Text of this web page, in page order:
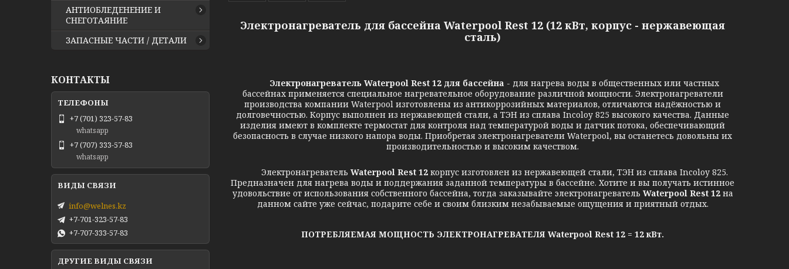
Электронагреватель для бассейна Waterpool Rest 12 (12 кВт, корпус - нержавеющая
сталь)
Электронагреватель Waterpool Rest 12 для бассейна - для нагрева воды в общественных или частных
бассейнах применяется специальное нагревательное оборудование различной мощности. Электронагреватели
производства компании Waterpool изготовлены из антикоррозийных материалов, отличаются надёжностью и
долговечностью. Корпус выполнен из нержавеющей стали, а ТЭН из сплава Incoloy 825 высокого качества. Данные
изделия имеют в комплекте термостат для контроля над температурой воды и датчик потока, обеспечивающий
безопасность в случае низкого напора воды. Приобретая электронагреватели Waterpool, вы останетесь довольны их
производительностью и высоким качеством.
Электронагреватель Waterpool Rest 12корпус изготовлен из нержавеющей стали, ТЭН из сплава Incoloy 825.
Предназначен для нагрева воды и поддержания заданной температуры в бассейне. Хотите и вы получать истинное
удовольствие от использования собственного бассейна, тогда заказывайте электронагреватель Waterpool Rest 12на
данном сайте уже сейчас, подарите себе и своим близким незабываемые ощущения и приятный отдых.
ПОТРЕБЛЯЕМАЯ МОЩНОСТЬ ЭЛЕКТРОНАГРЕВАТЕЛЯ Waterpool Rest 12 = 12 кВт.
АНТИОБЛЕДЕНЕНИЕ И
СНЕГОТАЯНИЕ
ЗАПАСНЫЕ ЧАСТИ / ДЕТАЛИ
КОНТАКТЫ
+7 (701) 323-57-83
whatsapp
+7 (707) 333-57-83
whatsapp
info@welnes.kz
+7-701-323-57-83
+7-707-333-57-83
ДРУГИЕ ВИДЫ СВЯЗИ